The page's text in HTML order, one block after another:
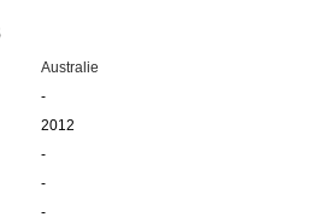
Australie
-
2012
-
-
-